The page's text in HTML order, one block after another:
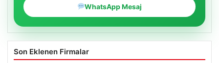
WhatsApp Mesaj
Son Eklenen Firmalar